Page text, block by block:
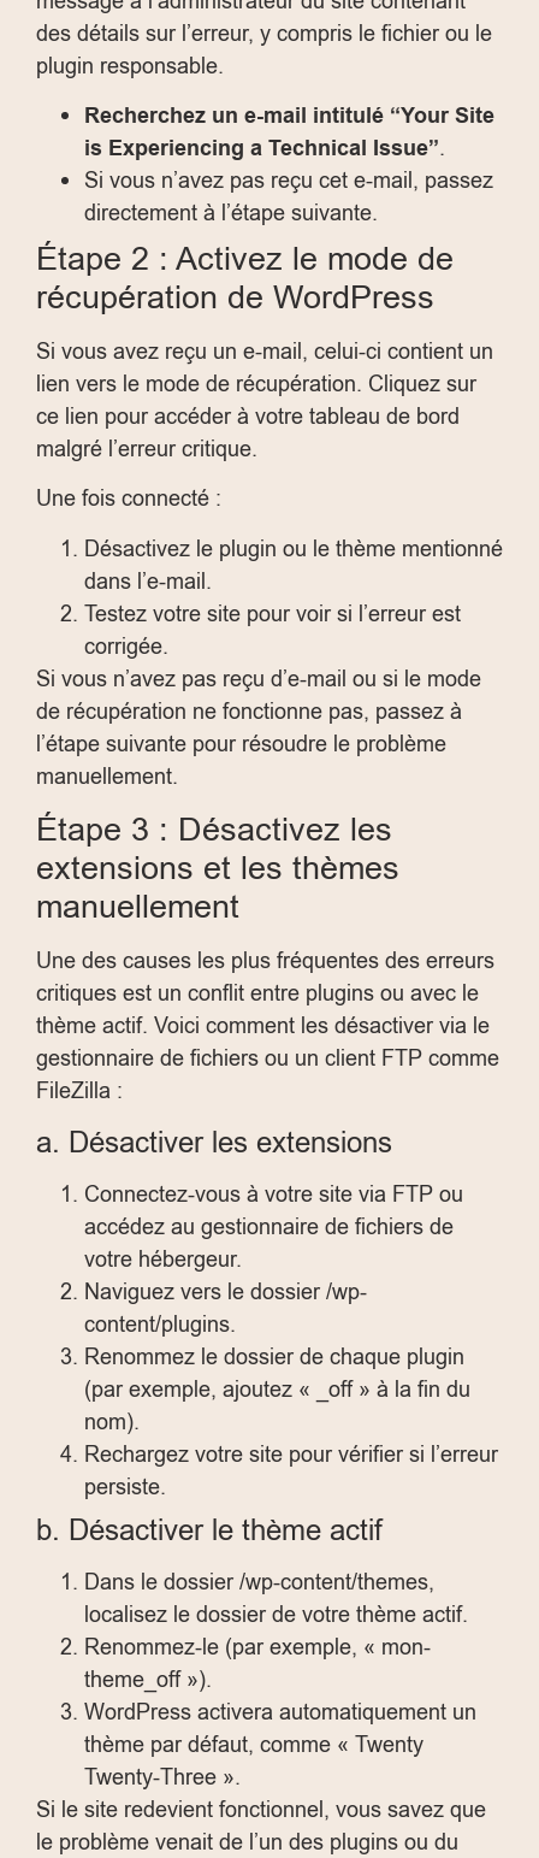
des détails sur l’erreur, y compris le fichier ou le
plugin responsable.
Recherchez un e-mail intitulé “Your Site
is Experiencing a Technical Issue”.
Si vous n’avez pas reçu cet e-mail, passez
directement à l’étape suivante.
Étape 2 : Activez le mode de
récupération de WordPress
Si vous avez reçu un e-mail, celui-ci contient un
lien vers le mode de récupération. Cliquez sur
ce lien pour accéder à votre tableau de bord
malgré l’erreur critique.
Une fois connecté :
Désactivez le plugin ou le thème mentionné
dans l’e-mail.
Testez votre site pour voir si l’erreur est
corrigée.
Si vous n’avez pas reçu d’e-mail ou si le mode
de récupération ne fonctionne pas, passez à
l’étape suivante pour résoudre le problème
manuellement.
Étape 3 : Désactivez les
extensions et les thèmes
manuellement
Une des causes les plus fréquentes des erreurs
critiques est un conflit entre plugins ou avec le
thème actif. Voici comment les désactiver via le
gestionnaire de fichiers ou un client FTP comme
FileZilla :
a. Désactiver les extensions
Connectez-vous à votre site via FTP ou
accédez au gestionnaire de fichiers de
votre hébergeur.
Naviguez vers le dossier /wp-
content/plugins.
Renommez le dossier de chaque plugin
(par exemple, ajoutez « _off » à la fin du
nom).
Rechargez votre site pour vérifier si l’erreur
persiste.
b. Désactiver le thème actif
Dans le dossier /wp-content/themes,
localisez le dossier de votre thème actif.
Renommez-le (par exemple, « mon-
theme_off »).
WordPress activera automatiquement un
thème par défaut, comme « Twenty
Twenty-Three ».
Si le site redevient fonctionnel, vous savez que
le problème venait de l’un des plugins ou du